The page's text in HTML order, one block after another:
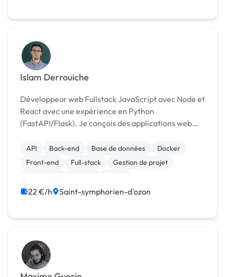
Islam Derrouiche
Développeur web Fullstack JavaScript avec Node et
React avec une expérience en Python
(FastAPI/Flask). Je conçois des applications web
au back.
API Back-end Base de données
Docker
Front-end
Full-stack
Gestion de projet
22 €/h Saint-symphorien-d'ozon